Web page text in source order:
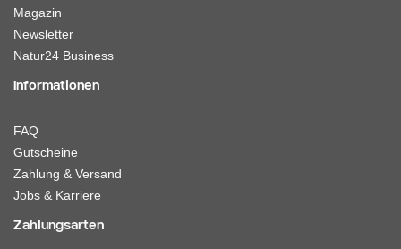
Magazin
Newsletter
Natur24 Business
Informationen
FAQ
Gutscheine
Zahlung & Versand
Jobs & Karriere
Zahlungsarten